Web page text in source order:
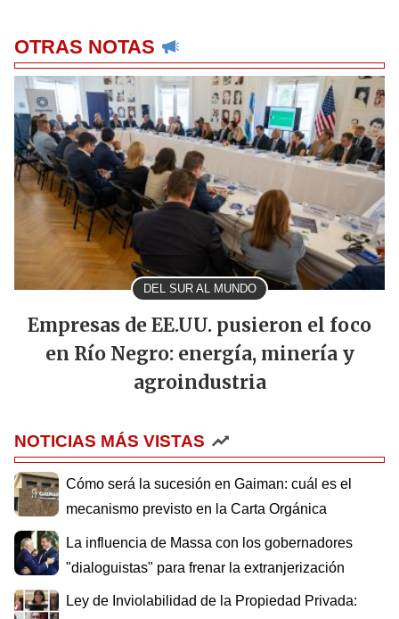
OTRAS NOTAS
DEL SUR AL MUNDO
Empresas de EE.UU. pusieron el foco
en Río Negro: energía, minería y
agroindustria
NOTICIAS MÁS VISTAS
Cómo será la sucesión en Gaiman: cuál es el
mecanismo previsto en la Carta Orgánica
La influencia de Massa con los gobernadores
"dialoguistas" para frenar la extranjerización
Ley de Inviolabilidad de la Propiedad Privada: